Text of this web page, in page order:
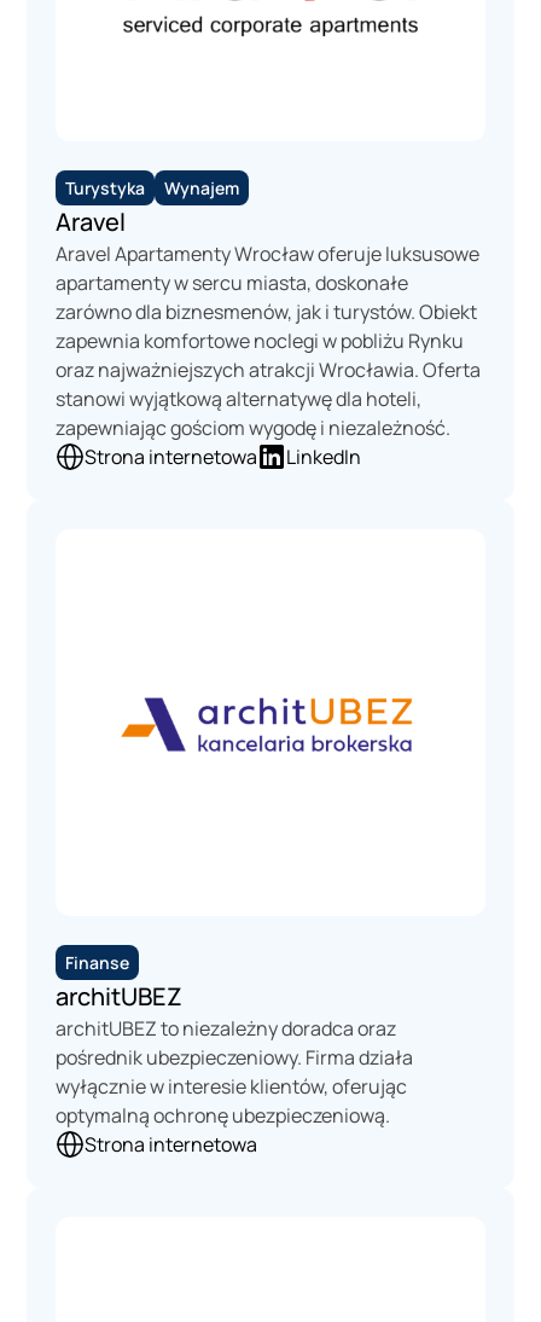
Turystyka Wynajem
Aravel
Aravel Apartamenty Wrocław oferuje luksusowe
apartamenty w sercu miasta, doskonałe
zarówno dla biznesmenów, jak i turystów. Obiekt
zapewnia komfortowe noclegi w pobliżu Rynku
oraz najważniejszych atrakcji Wrocławia. Oferta
stanowi wyjątkową alternatywę dla hoteli,
zapewniając gościom wygodę i niezależność.
Strona internetowa
LinkedIn
Finanse
architUBEZ
architUBEZ to niezależny doradca oraz
pośrednik ubezpieczeniowy. Firma działa
wyłącznie w interesie klientów, oferując
optymalną ochronę ubezpieczeniową.
Strona internetowa